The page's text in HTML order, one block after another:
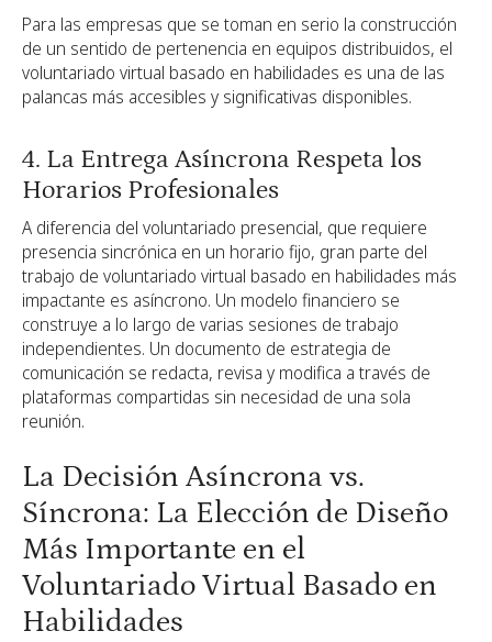
Para las empresas que se toman en serio la construcción
de un sentido de pertenencia en equipos distribuidos, el
voluntariado virtual basado en habilidades es una de las
palancas más accesibles y significativas disponibles.
4. La Entrega Asíncrona Respeta los
Horarios Profesionales
A diferencia del voluntariado presencial, que requiere
presencia sincrónica en un horario fijo, gran parte del
trabajo de voluntariado virtual basado en habilidades más
impactante es asíncrono. Un modelo financiero se
construye a lo largo de varias sesiones de trabajo
independientes. Un documento de estrategia de
comunicación se redacta, revisa y modifica a través de
plataformas compartidas sin necesidad de una sola
reunión.
La Decisión Asíncrona vs.
Síncrona: La Elección de Diseño
Más Importante en el
Voluntariado Virtual Basado en
Habilidades